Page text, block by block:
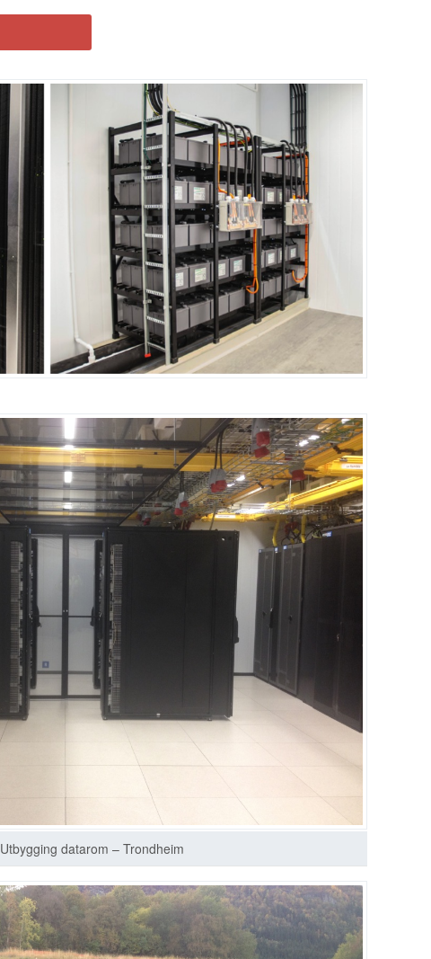
Utbygging datarom – Trondheim